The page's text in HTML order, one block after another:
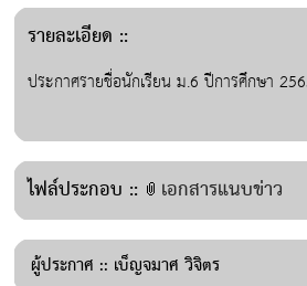
รายละเอียด ::
ประกาศรายชื่อนักเรียน ม.6 ปีการศึกษา
ไฟล์ประกอบ :: เอกสารแนบข่าว
ผู้ประกาศ :: เบ็ญจมาศ วิจิตร